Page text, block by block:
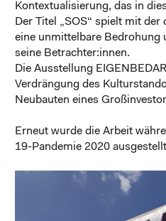
Kontextualisierung, das in
Der Titel „SOS“ spielt mit
eine unmittelbare Bedrohung
seine Betrachter:innen.
Die Ausstellung
Verdrängung des
Neubauten eines
Erneut wurde die Arbeit
19-Pandemie 2020